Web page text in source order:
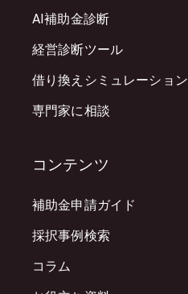
AI補助金診断
経営診断ツール
借り換えシミュレーション
専門家に相談
コンテンツ
補助金申請ガイド
採択事例検索
コラム